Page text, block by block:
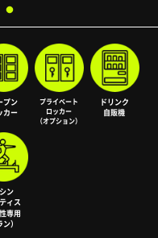
プン
カー
プライベート
ロッカー
（オプション）
ドリンク
自販機
ン
ィス
性専用
）